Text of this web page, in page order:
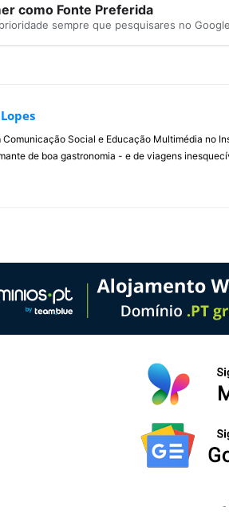
como Fonte Preferida
sempre que pesquisares no
Social e Educação Multimédia no
de boa gastronomia - e de viagens
-